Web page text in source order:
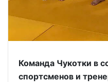
Команда Чукотки в
спортсменов и